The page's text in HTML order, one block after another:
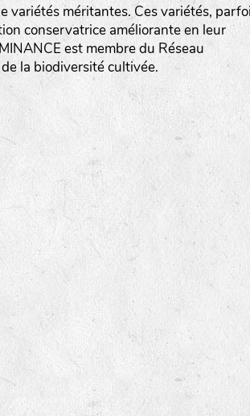
biodynamie, la graine…
bucoliques des environs
sur notre domaine avec un expert
variétés méritantes. Ces variétés,
conservatrice améliorante en leur
est membre du Réseau
la biodiversité cultivée.